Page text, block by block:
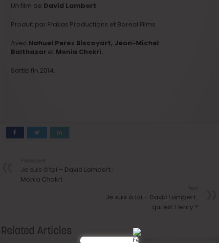
Un film de David Lambert
Produit par Frakas Productions et Boreal Films
Avec Nahuel Perez Biscayart, Jean-Michel
Balthazar et Monia Chokri.
Sortie fin 2014.
Je suis à toi – David Lambert :
Monia Chokri
Je suis à toi – David Lambert :
qui est Henry ?
Related Articles